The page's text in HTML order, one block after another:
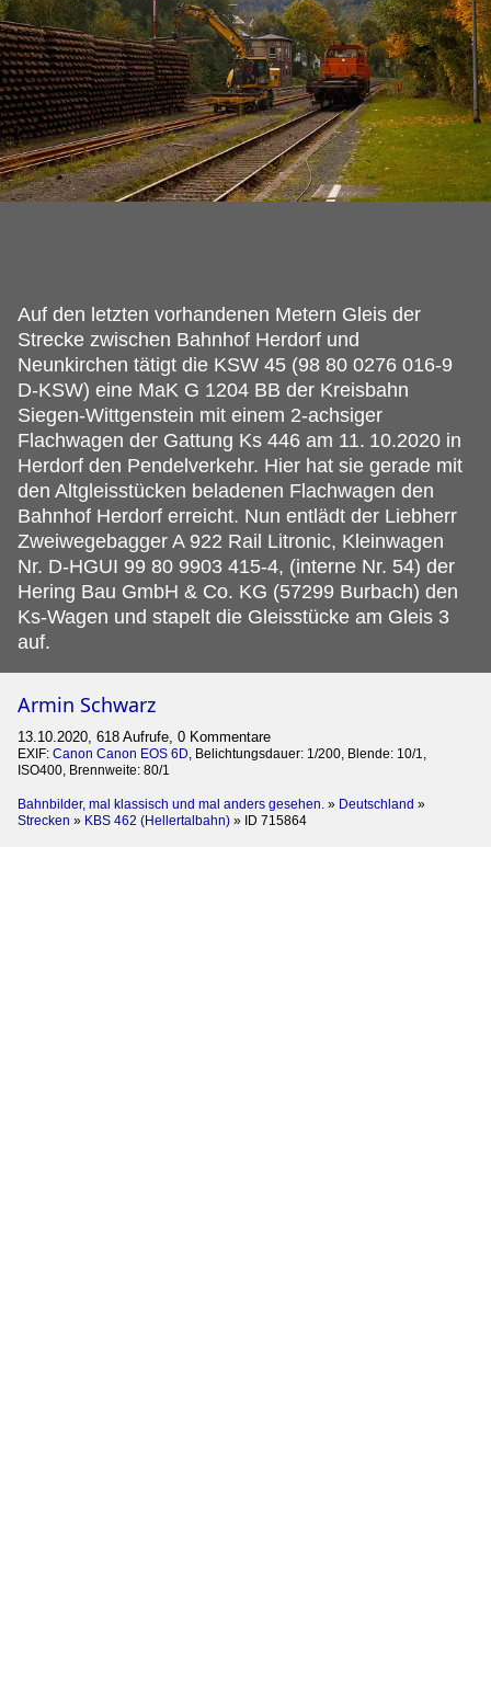
Auf den letzten vorhandenen Metern Gleis der
Strecke zwischen Bahnhof Herdorf und
Neunkirchen tätigt die KSW 45 (98 80 0276 016-9
D-KSW) eine MaK G 1204 BB der Kreisbahn
Siegen-Wittgenstein mit einem 2-achsiger
Flachwagen der Gattung Ks 446 am 11. 10.2020 in
Herdorf den Pendelverkehr. Hier hat sie gerade mit
den Altgleisstücken beladenen Flachwagen den
Bahnhof Herdorf erreicht. Nun entlädt der Liebherr
Zweiwegebagger A 922 Rail Litronic, Kleinwagen
Nr. D-HGUI 99 80 9903 415-4, (interne Nr. 54) der
Hering Bau GmbH & Co. KG (57299 Burbach) den
Ks-Wagen und stapelt die Gleisstücke am Gleis 3
auf.
Armin Schwarz
13.10.2020, 618 Aufrufe, 0 Kommentare
EXIF: Canon Canon EOS 6D , Belichtungsdauer: 1/200, Blende: 10/1,
ISO400, Brennweite: 80/1
Bahnbilder, mal klassisch und mal anders gesehen. » Deutschland »
Strecken » KBS 462 (Hellertalbahn) » ID 715864